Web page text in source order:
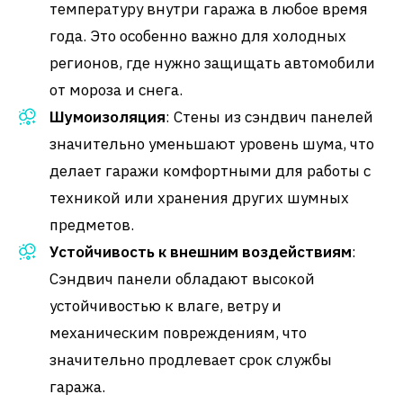
температуру внутри гаража в любое время
года. Это особенно важно для холодных
регионов, где нужно защищать автомобили
от мороза и снега.
Шумоизоляция: Стены из сэндвич панелей
значительно уменьшают уровень шума, что
делает гаражи комфортными для работы с
техникой или хранения других шумных
предметов.
Устойчивость к внешним воздействиям:
Сэндвич панели обладают высокой
устойчивостью к влаге, ветру и
механическим повреждениям, что
значительно продлевает срок службы
гаража.